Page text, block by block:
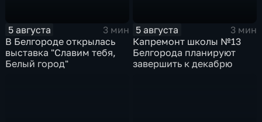
5 августа
3 мин
В Белгороде открылась
выставка "Славим тебя,
Белый город"
5 августа
3 мин
Капремонт школы №13
Белгорода планируют
завершить к декабрю